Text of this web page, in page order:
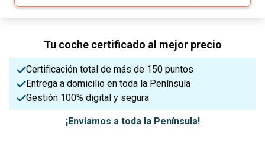
Tu coche certificado al mejor precio
Certificación total de más de 150 puntos
Entrega a domicilio en toda la Península
Gestión 100% digital y segura
¡Enviamos a toda la Península!